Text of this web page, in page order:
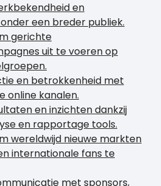
en
een breder publiek.
gerichte
uit te voeren op
en betrokkenheid met
online kanalen.
en inzichten dankzij
en rapportage tools.
wereldwijd nieuwe markten
internationale fans te
met sponsors,